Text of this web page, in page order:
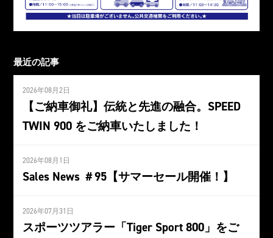
最近の記事
2026年08月2日
【ご納車御礼】伝統と先進の融合。SPEED
TWIN 900 をご納車いたしました！
2026年08月1日
Sales News ＃95【サマーセール開催！】
2026年07月31日
スポーツツアラー「Tiger Sport 800」をご